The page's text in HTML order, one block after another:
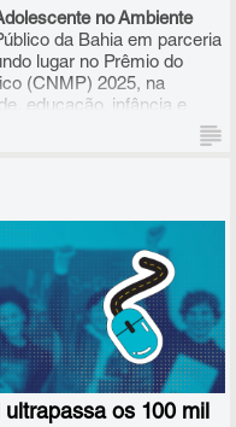
no Ambiente
da Bahia em parceria
lugar no Prêmio do
(CNMP) 2025, na
educação, infância e
da premiação
cerimônia realizada em
os 100 mil